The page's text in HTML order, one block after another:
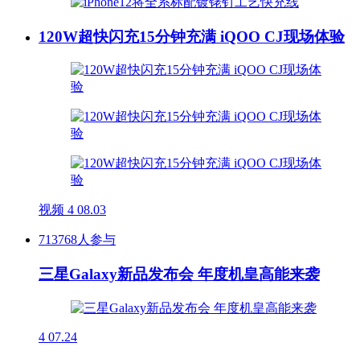
120W超快闪充15分钟充满 iQOO CJ现场体验
视频 4 08.03
713768人参与
三星Galaxy新品发布会 年度机皇高能来袭
4 07.24